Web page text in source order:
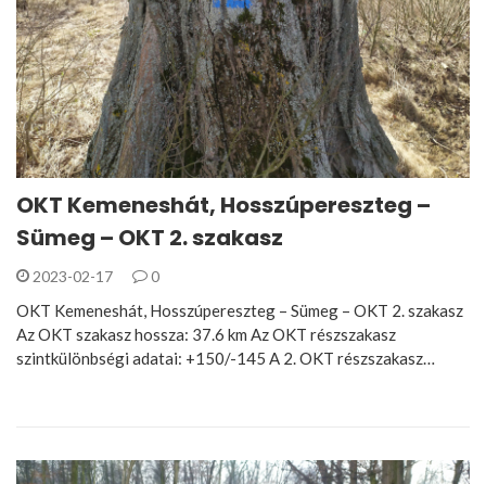
OKT Kemeneshát, Hosszúpereszteg –
Sümeg – OKT 2. szakasz
2023-02-17 0
OKT Kemeneshát, Hosszúpereszteg – Sümeg – OKT 2. szakasz
Az OKT szakasz hossza: 37.6 km Az OKT részszakasz
szintkülönbségi adatai: +150/-145 A 2. OKT részszakasz…